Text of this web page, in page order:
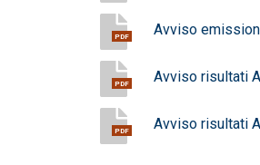
PDF Avviso
PDF Avviso risultati
PDF Avviso risultati